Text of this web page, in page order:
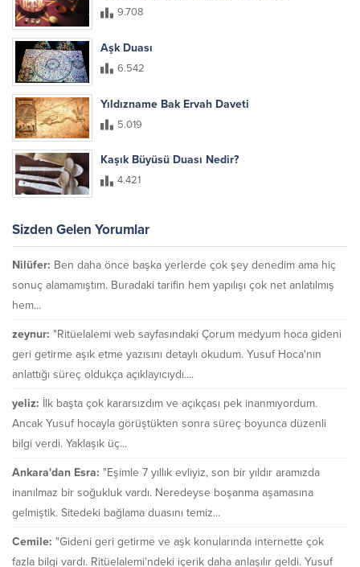
9.708
Aşk Duası
6.542
Yıldızname Bak Ervah Daveti
5.019
Kaşık Büyüsü Duası Nedir?
4.421
Sizden Gelen Yorumlar
Nilüfer: Ben daha önce başka yerlerde çok şey denedim ama hiç
sonuç alamamıştım. Buradaki tarifin hem yapılışı çok net anlatılmış
hem...
zeynur: "Ritüelalemi web sayfasındaki Çorum medyum hoca gideni
geri getirme aşık etme yazısını detaylı okudum. Yusuf Hoca'nın
anlattığı süreç oldukça açıklayıcıydı....
yeliz: İlk başta çok kararsızdım ve açıkçası pek inanmıyordum.
Ancak Yusuf hocayla görüştükten sonra süreç boyunca düzenli
bilgi verdi. Yaklaşık üç...
Ankara'dan Esra: "Eşimle 7 yıllık evliyiz, son bir yıldır aramızda
inanılmaz bir soğukluk vardı. Neredeyse boşanma aşamasına
gelmiştik. Sitedeki bağlama duasını temiz...
Cemile: "Gideni geri getirme ve aşk konularında internette çok
fazla bilgi vardı. Ritüelalemi'ndeki içerik daha anlaşılır geldi. Yusuf